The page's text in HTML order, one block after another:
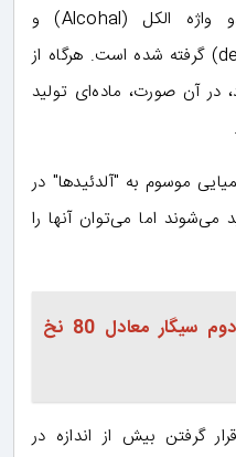
واژه آلدئید (Aldehyde) از دو واژه الکل (Alcohal) و
هیدروژن‌گیری (dehydrogenation) گرفته شده است. هرگاه از
در آن صورت، ماده‌ای تولید
موسوم به "آلدئیدها" در
می‌شوند اما می‌توان آنها را
دود دست دوم سیگار معادل 80 نخ
گرفتن بیش از اندازه در